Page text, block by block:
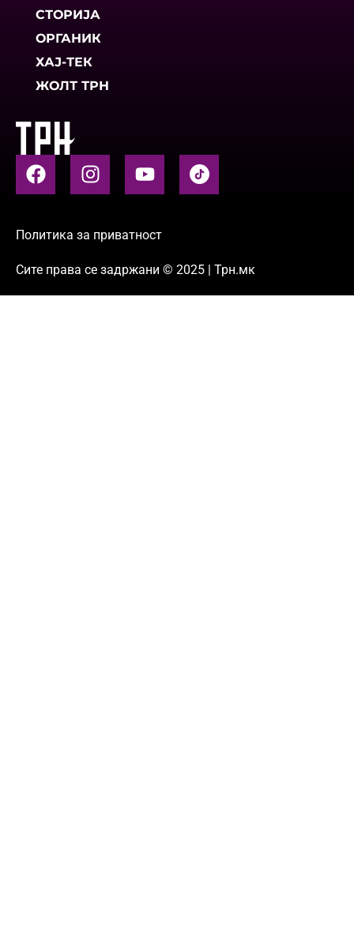
СТОРИЈА
ОРГАНИК
ХАЈ-ТЕК
ЖОЛТ ТРН
Политика за приватност
Сите права се задржани © 2025 | Трн.мк